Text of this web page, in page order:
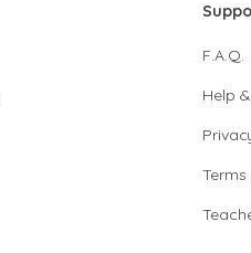
F.A.Q.
Help